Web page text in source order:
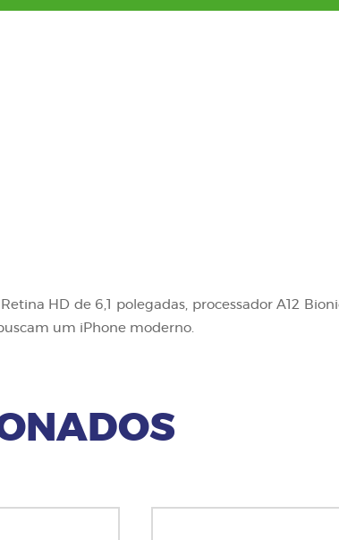
HD de 6,1 polegadas, processador A12
um iPhone moderno.